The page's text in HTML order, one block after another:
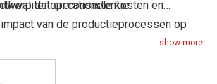
en consistentie.
de operationele kosten en
van de productieprocessen op
show more